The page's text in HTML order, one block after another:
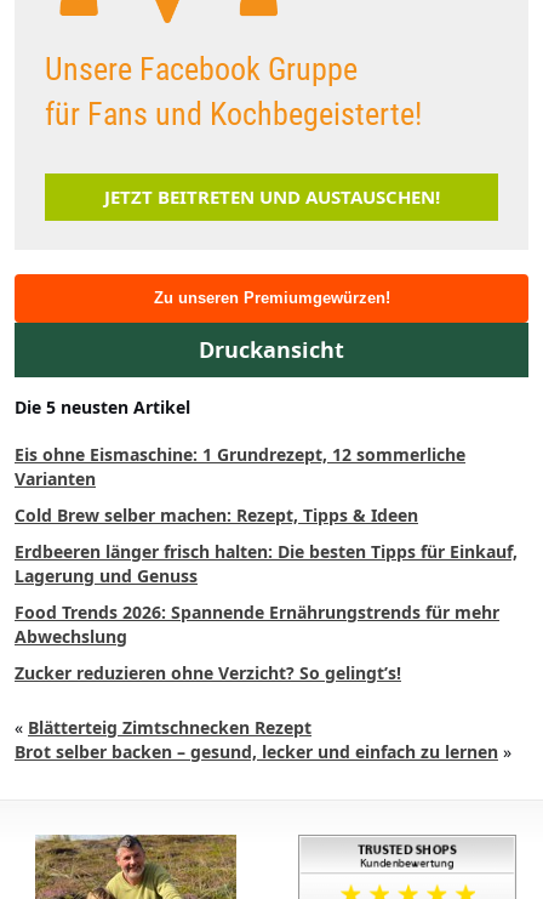
Unsere Facebook Gruppe
für Fans und Kochbegeisterte!
JETZT BEITRETEN UND AUSTAUSCHEN!
Zu unseren Premiumgewürzen!
Druckansicht
Die 5 neusten Artikel
Eis ohne Eismaschine: 1 Grundrezept, 12 sommerliche
Varianten
Cold Brew selber machen: Rezept, Tipps & Ideen
Erdbeeren länger frisch halten: Die besten Tipps für Einkauf,
Lagerung und Genuss
Food Trends 2026: Spannende Ernährungstrends für mehr
Abwechslung
Zucker reduzieren ohne Verzicht? So gelingt’s!
« Blätterteig Zimtschnecken Rezept
Brot selber backen – gesund, lecker und einfach zu lernen »